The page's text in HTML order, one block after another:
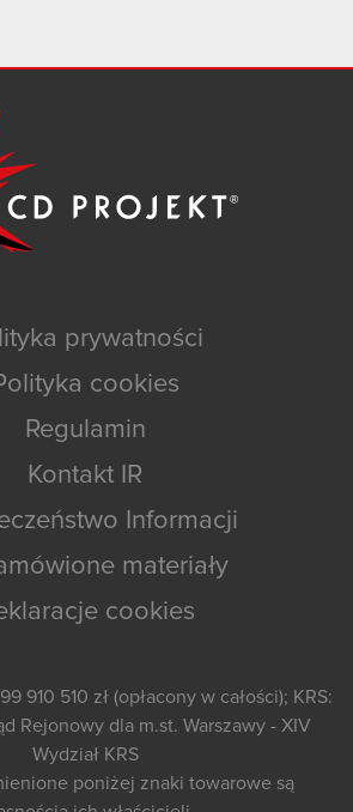
prywatności
cookies
Regulamin
Kontakt IR
Informacji
materiały
cookies
910 510 zł (opłacony w całości); KRS:
Rejonowy dla m.st. Warszawy - XIV
Wydział KRS
poniżej znaki towarowe są